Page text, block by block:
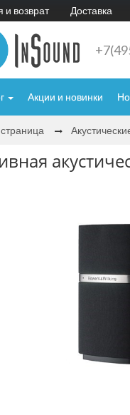
и возврат Доставка
Акции и новинки